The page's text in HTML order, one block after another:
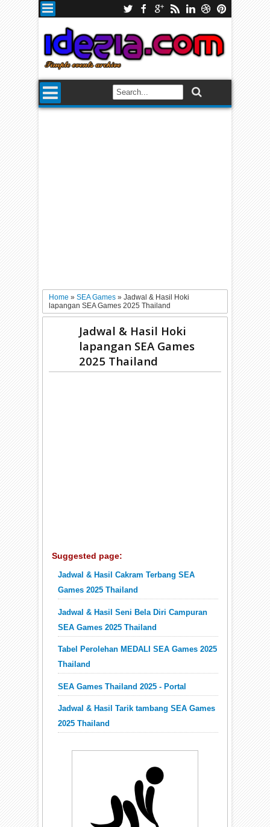
Home»SEA Games»Jadwal & Hasil Hoki
lapangan SEA Games 2025 Thailand
Jadwal & Hasil Hoki
lapangan SEA Games
2025 Thailand
Suggested page:
Jadwal & Hasil Cakram Terbang SEA
Games 2025 Thailand
Jadwal & Hasil Seni Bela Diri Campuran
SEA Games 2025 Thailand
Tabel Perolehan MEDALI SEA Games 2025
Thailand
SEA Games Thailand 2025 - Portal
Jadwal & Hasil Tarik tambang SEA Games
2025 Thailand